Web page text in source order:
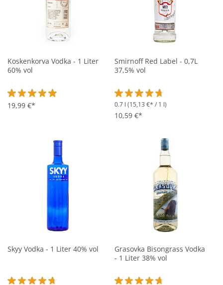
Koskenkorva Vodka - 1 Liter
60% vol
Durchschnittliche Bewertung von 4.8 von 5 Sternen
19,99 €*
Smirnoff Red Label - 0,7L
37,5% vol
Durchschnittliche Bewertung
0.7 l (15,13 €* / 1 l)
10,59 €*
Skyy Vodka - 1 Liter 40% vol
Grasovka Bisongrass Vodka
- 1 Liter 38% vol